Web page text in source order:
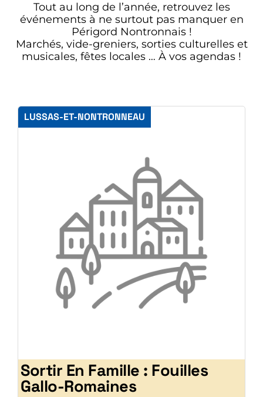
Tout au long de l’année, retrouvez les
événements à ne surtout pas manquer en
Périgord Nontronnais !
Marchés, vide-greniers, sorties culturelles et
musicales, fêtes locales … À vos agendas !
LUSSAS-ET-NONTRONNEAU
Sortir En Famille : Fouilles
Gallo-Romaines